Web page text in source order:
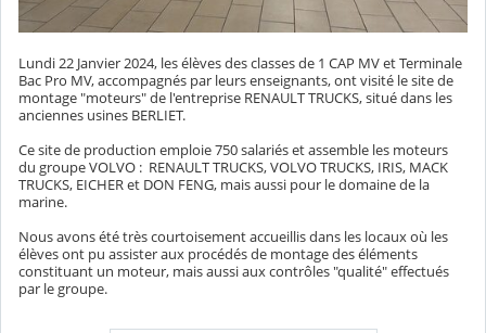
Lundi 22 Janvier 2024, les élèves des classes de 1 CAP MV et Terminale
Bac Pro MV, accompagnés par leurs enseignants, ont visité le site de
montage "moteurs" de l'entreprise RENAULT TRUCKS, situé dans les
anciennes usines BERLIET.
Ce site de production emploie 750 salariés et assemble les moteurs
du groupe VOLVO : RENAULT TRUCKS, VOLVO TRUCKS, IRIS, MACK
TRUCKS, EICHER et DON FENG, mais aussi pour le domaine de la
marine.
Nous avons été très courtoisement accueillis dans les locaux où les
élèves ont pu assister aux procédés de montage des éléments
constituant un moteur, mais aussi aux contrôles "qualité" effectués
par le groupe.